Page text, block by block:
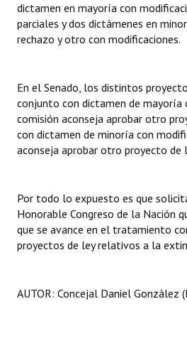
Periodistas Decanos - Registro
Ciudadano Ilustre - Registro
Huéspedes de Honor - Registro
Antiguos Pobladores - Registro
Entrega de distinciones
REFORMA DE LA CARTA ORGÁNICA
dictamen en mayoría con
parciales y dos dictámenes en
rechazo y otro con modificaciones.
En el Senado, los distintos
conjunto con dictamen de mayoría
comisión aconseja aprobar otro
con dictamen de minoría con
aconseja aprobar otro proyecto de
Por todo lo expuesto es que
Honorable Congreso de la Nación
que se avance en el tratamiento
proyectos de ley relativos a la
AUTOR: Concejal Daniel González